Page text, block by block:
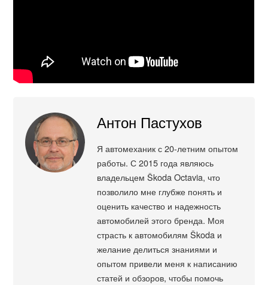
Антон Пастухов
Я автомеханик с 20-летним опытом
работы. С 2015 года являюсь
владельцем Škoda Octavia, что
позволило мне глубже понять и
оценить качество и надежность
автомобилей этого бренда. Моя
страсть к автомобилям Škoda и
желание делиться знаниями и
опытом привели меня к написанию
статей и обзоров, чтобы помочь